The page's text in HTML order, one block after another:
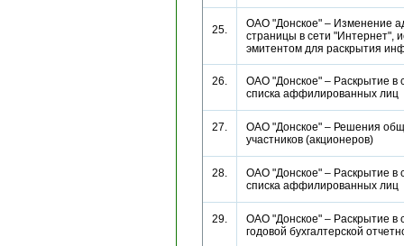
25.
ОАО "Донское" – Изменение
страницы в сети "Интернет",
эмитентом для раскрытия
26.
ОАО "Донское" – Раскрытие в
списка аффилированных
27.
ОАО "Донское" – Решения
участников (акционеров)
28.
ОАО "Донское" – Раскрытие в
списка аффилированных
29.
ОАО "Донское" – Раскрытие в
годовой бухгалтерской